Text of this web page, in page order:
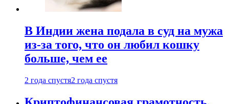
В Индии жена подала в суд на мужа
из-за того, что он любил кошку
больше, чем ее
2 года спустя2 года спустя